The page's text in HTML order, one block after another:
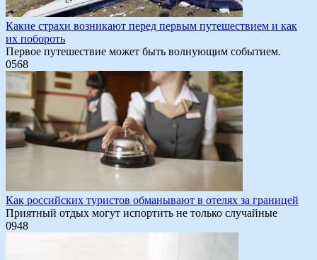
Какие страхи возникают перед первым путешествием и как
их побороть
Первое путешествие может быть волнующим событием.
0568
Как российских туристов обманывают в отелях за границей
Приятный отдых могут испортить не только случайные
0948